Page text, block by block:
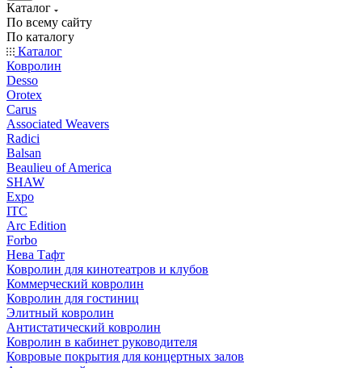
Каталог
По всему сайту
По каталогу
Каталог
Ковролин
Desso
Orotex
Carus
Associated Weavers
Radici
Balsan
Beaulieu of America
SHAW
Expo
ITC
Arc Edition
Forbo
Нева Тафт
Ковролин для кинотеатров и клубов
Коммерческий ковролин
Ковролин для гостиниц
Элитный ковролин
Антистатический ковролин
Ковролин в кабинет руководителя
Ковровые покрытия для концертных залов